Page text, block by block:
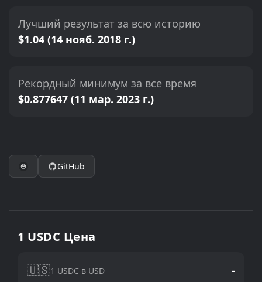
Лучший результат за всю историю
$1.04 (14 нояб. 2018 г.)
Рекордный минимум за все время
$0.877647 (11 мар. 2023 г.)
GitHub
1 USDC Цена
🇺🇸1 USDC в USD -